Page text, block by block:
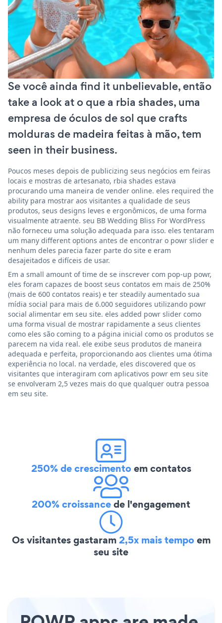
Se você ainda find it unbelievable, então
take a look at o que a rbia shades, uma
empresa de óculos de sol que crafts
molduras de madeira feitas à mão, tem
seen in their business.
Poucos meses depois de publicizing seus negócios em feiras
locais e mostras de artesanato, rbia shades estava
procurando uma maneira de vender online. eles required the
ability para mostrar aos visitantes a qualidade de seus
produtos, seus designs leves e ergonômicos, de uma forma
visualmente atraente. seu BB Wedding Bliss For WordPress
não forneceu uma solução adequada para isso. eles tentaram
um many different options antes de encontrar o powr slider e
nenhum deles parecia fazer parte do site e eram
desajeitados e difíceis de usar.
Em a small amount of time de se inscrever com pop-up powr,
eles foram capazes de boost seus contatos em mais de 250%
(mais de 600 contatos reais) e ter steadily aumentado sua
mídia social para mais de 6.000 seguidores utilizando powr
social alimentar em seu site. eles added powr slider como
uma forma visual de mostrar rapidamente a seus clientes
como eles são coming to a página inicial como os produtos se
parecem na vida real. ele exibe seus produtos de maneira
adequada e perfeita, proporcionando aos clientes uma ótima
experiência no local. na verdade, eles discovered que os
visitantes que interagiram com aplicativos powr em seu site
se envolveram 2,5 vezes mais do que qualquer outra pessoa
em seu site.
250% de crescimentoem contatos
200% croissancede l'engagement
Os visitantes gastaram2,5x mais tempoem
seu site